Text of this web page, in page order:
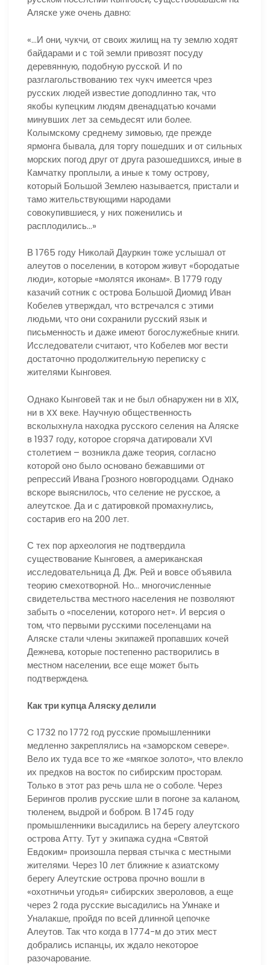
Аляске уже очень давно:
«…И они, чукчи, от своих жилищ на ту землю ходят
байдарами и с той земли привозят посуду
деревянную, подобную русской. И по
разглагольствованию тех чукч имеется чрез
русских людей известие доподлинно так, что
якобы купецким людям двенадцатью кочами
минувших лет за семьдесят или более.
Колымскому среднему зимовью, где прежде
ярмонга бывала, для торгу пошедших и от сильных
морских погод друг от друга разошедшихся, иные в
Камчатку проплыли, а иные к тому острову,
который Большой Землею называется, пристали и
тамо жительствующими народами
совокупившиеся, у них поженились и
расплодились…»
В 1765 году Николай Дауркин тоже услышал от
алеутов о поселении, в котором живут «бородатые
люди», которые «молятся иконам». В 1779 году
казачий сотник с острова Большой Диомид Иван
Кобелев утверждал, что встречался с этими
людьми, что они сохранили русский язык и
письменность и даже имеют богослужебные книги.
Исследователи считают, что Кобелев мог вести
достаточно продолжительную переписку с
жителями Кынговея.
Однако Кынговей так и не был обнаружен ни в XIX,
ни в XX веке. Научную общественность
всколыхнула находка русского селения на Аляске
в 1937 году, которое сгоряча датировали XVI
столетием – возникла даже теория, согласно
которой оно было основано бежавшими от
репрессий Ивана Грозного новгородцами. Однако
вскоре выяснилось, что селение не русское, а
алеутское. Да и с датировкой промахнулись,
состарив его на 200 лет.
С тех пор археология не подтвердила
существование Кынговея, а американская
исследовательница Д. Дж. Рей и вовсе объявила
теорию смехотворной. Но… многочисленные
свидетельства местного населения не позволяют
забыть о «поселении, которого нет». И версия о
том, что первыми русскими поселенцами на
Аляске стали члены экипажей пропавших кочей
Дежнева, которые постепенно растворились в
местном населении, все еще может быть
подтверждена.
Как три купца Аляску делили
C 1732 по 1772 год русские промышленники
медленно закреплялись на «заморском севере».
Вело их туда все то же «мягкое золото», что влекло
их предков на восток по сибирским просторам.
Только в этот раз речь шла не о соболе. Через
Берингов пролив русские шли в погоне за каланом,
тюленем, выдрой и бобром. В 1745 году
промышленники высадились на берегу алеутского
острова Атту. Тут у экипажа судна «Святой
Евдоким» произошла первая стычка с местными
жителями. Через 10 лет ближние к азиатскому
берегу Алеутские острова прочно вошли в
«охотничьи угодья» сибирских звероловов, а еще
через 2 года русские высадились на Умнаке и
Уналакше, пройдя по всей длинной цепочке
Алеутов. Так что когда в 1774-м до этих мест
добрались испанцы, их ждало некоторое
разочарование.